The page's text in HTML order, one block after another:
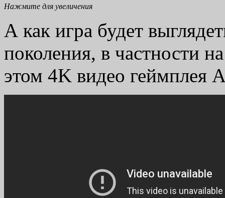
Нажмите для увеличения
А как игра будет
поколения, в частности
этом 4K видео геймплея